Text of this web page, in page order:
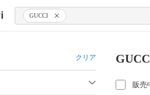
GUCCI
クリア
販売